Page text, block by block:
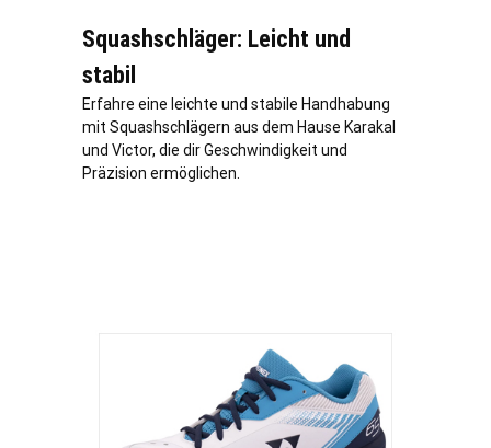
Squashschläger: Leicht und
stabil
Erfahre eine leichte und stabile Handhabung
mit Squashschlägern aus dem Hause Karakal
und Victor, die dir Geschwindigkeit und
Präzision ermöglichen.